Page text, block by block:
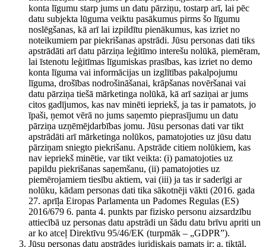
konta līgumu starp jums un datu pārziņu, tostarp arī, lai pēc
datu subjekta lūguma veiktu pasākumus pirms šo līgumu
noslēgšanas, kā arī lai izpildītu pienākumus, kas izriet no
noteikumiem par piekrišanas apstrādi. Jūsu personas dati tiks
apstrādāti arī datu pārziņa leģitīmo interešu nolūkā, piemēram,
lai īstenotu leģitīmas līgumiskas prasības, kas izriet no demo
konta līguma vai informācijas un izglītības pakalpojumu
līguma, drošības nodrošināšanai, krāpšanas novēršanai vai
datu pārziņa tiešā mārketinga nolūkā, kā arī saziņai ar jums
citos gadījumos, kas nav minēti iepriekš, ja tas ir pamatots, jo
īpaši, ņemot vērā no jums saņemto pieprasījumu un datu
pārziņa uzņēmējdarbības jomu. Jūsu personas dati var tikt
apstrādāti arī mārketinga nolūkos, pamatojoties uz jūsu datu
pārziņam sniegto piekrišanu. Apstrāde citiem nolūkiem, kas
nav iepriekš minētie, var tikt veikta: (i) pamatojoties uz
papildu piekrišanas saņemšanu, (ii) pamatojoties uz
piemērojamiem tiesību aktiem, vai (iii) ja tas ir saderīgi ar
nolūku, kādam personas dati tika sākotnēji vākti (2016. gada
27. aprīļa Eiropas Parlamenta un Padomes Regulas (ES)
2016/679 6. panta 4. punkts par fizisko personu aizsardzību
attiecībā uz personas datu apstrādi un šādu datu brīvu apriti un
ar ko atceļ Direktīvu 95/46/EK (turpmāk – „GDPR”).
Jūsu personas datu apstrādes juridiskais pamats ir: a. tiktāl,